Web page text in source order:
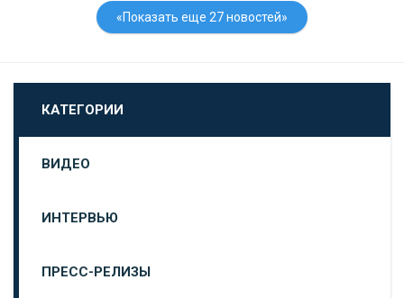
«Показать еще 27 новостей»
КАТЕГОРИИ
ВИДЕО
ИНТЕРВЬЮ
ПРЕСС-РЕЛИЗЫ